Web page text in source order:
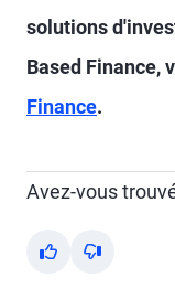
solutions
Based Finance,
Finance.
Avez-vous
Yes No